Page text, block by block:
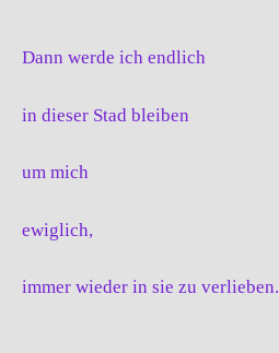
Dann werde ich endlich
in dieser Stad bleiben
um mich
ewiglich,
immer wieder in sie zu verlieben.